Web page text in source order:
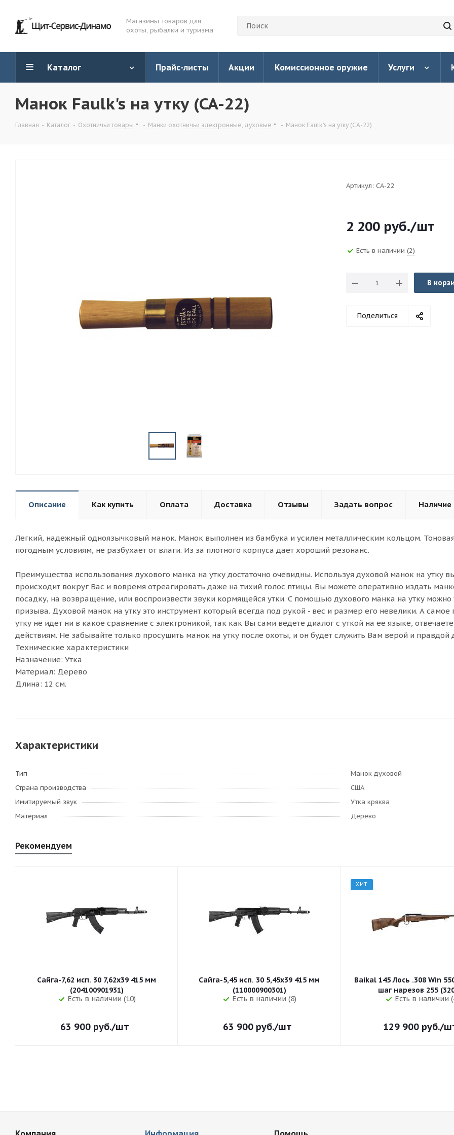
Магазины товаров для
охоты, рыбалки и туризма
Каталог Прайс-листы Акции Комиссионное оружие Услуги
Манок Faulk's на утку (CA-22)
Главная - Каталог - Охотничьи товары - Манки охотничьи электронные, духовые - Манок Faulk's на утку (CA-22)
Артикул: СА-22
2 200 руб./шт
Есть в наличии (2)
В
Поделиться
Описание Как купить Оплата Доставка Отзывы Задать вопрос Наличие
Легкий, надежный одноязычковый манок. Манок выполнен из бамбука и усилен металлическим кольцом.
погодным условиям, не разбухает от влаги. Из за плотного корпуса даёт хороший резонанс.
Преимущества использования духового манка на утку достаточно очевидны. Используя духовой манок на утку
происходит вокруг Вас и вовремя отреагировать даже на тихий голос птицы. Вы можете оперативно издать
посадку, на возвращение, или воспроизвести звуки кормящейся утки. С помощью духового манка на утку
призыва. Духовой манок на утку это инструмент который всегда под рукой - вес и размер его невелики. А
утку не идет ни в какое сравнение с электроникой, так как Вы сами ведете диалог с уткой на ее языке,
действиям. Не забывайте только просушить манок на утку после охоты, и он будет служить Вам верой и правдой
Технические характеристики
Назначение: Утка
Материал: Дерево
Длина: 12 см.
Характеристики
Тип
Манок духовой
Страна производства
США
Имитируемый звук
Утка кряква
Материал
Дерево
Рекомендуем
Сайга-7,62 исп. 30 7,62x39 415 мм
(204100901931)
Есть в наличии (10)
63 900 руб./шт
Сайга-5,45 исп. 30 5,45x39 415 мм
(110000900301)
Есть в наличии (8)
63 900 руб./шт
ХИТ
Baikal 145 Лось .308 Win
шаг
Есть в наличии
129 900руб./